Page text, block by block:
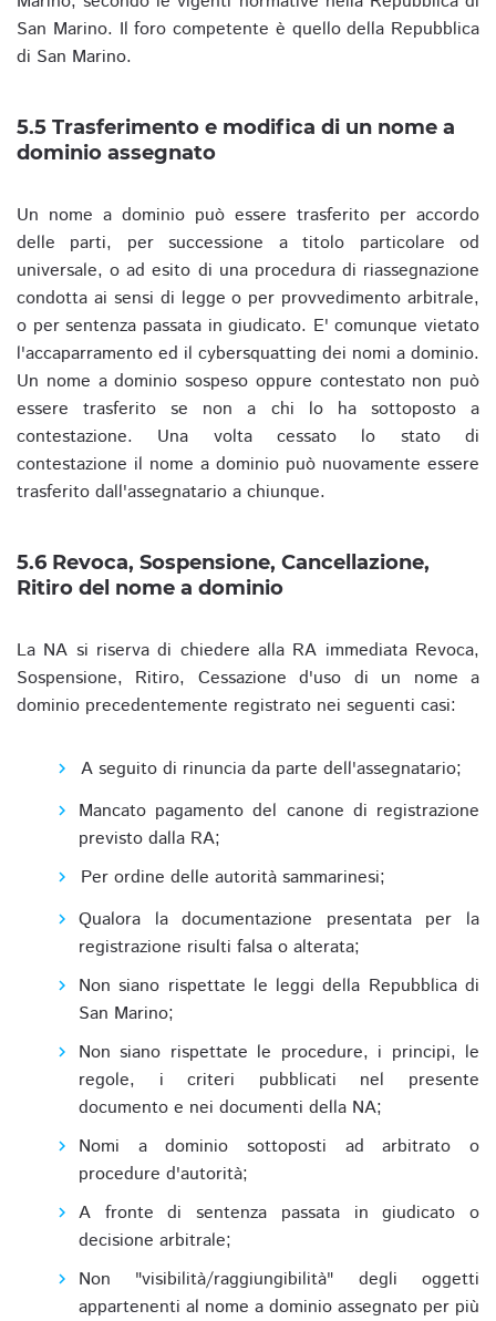
San Marino. Il foro competente è quello della Repubblica
di San Marino.
5.5 Trasferimento e modifica di un nome a
dominio assegnato
Un nome a dominio può essere trasferito per accordo
delle parti, per successione a titolo particolare od
universale, o ad esito di una procedura di riassegnazione
condotta ai sensi di legge o per provvedimento arbitrale,
o per sentenza passata in giudicato. E' comunque vietato
l'accaparramento ed il cybersquatting dei nomi a dominio.
Un nome a dominio sospeso oppure contestato non può
essere trasferito se non a chi lo ha sottoposto a
contestazione. Una volta cessato lo stato di
contestazione il nome a dominio può nuovamente essere
trasferito dall'assegnatario a chiunque.
5.6 Revoca, Sospensione, Cancellazione,
Ritiro del nome a dominio
La NA si riserva di chiedere alla RA immediata Revoca,
Sospensione, Ritiro, Cessazione d'uso di un nome a
dominio precedentemente registrato nei seguenti casi:
A seguito di rinuncia da parte dell'assegnatario;
Mancato pagamento del canone di registrazione
previsto dalla RA;
Per ordine delle autorità sammarinesi;
Qualora la documentazione presentata per la
registrazione risulti falsa o alterata;
Non siano rispettate le leggi della Repubblica di
San Marino;
Non siano rispettate le procedure, i principi, le
regole, i criteri pubblicati nel presente
documento e nei documenti della NA;
Nomi a dominio sottoposti ad arbitrato o
procedure d'autorità;
A fronte di sentenza passata in giudicato o
decisione arbitrale;
Non "visibilità/raggiungibilità" degli oggetti
appartenenti al nome a dominio assegnato per più